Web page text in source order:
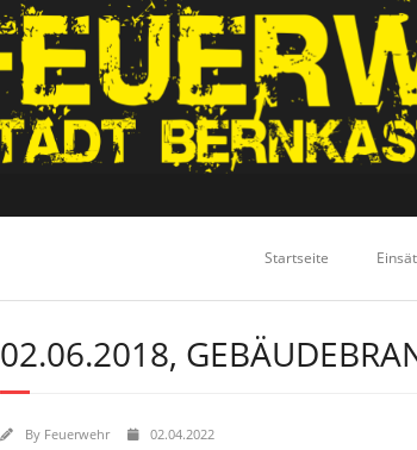
Startseite
02.06.2018,
By Feuerwehr 02.04.2022